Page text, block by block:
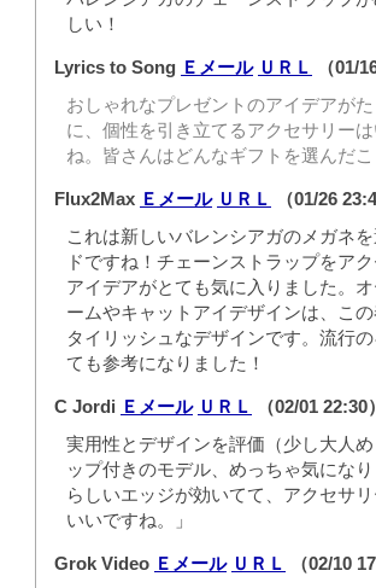
しい！
Lyrics to Song Ｅメール ＵＲＬ
（01/
おしゃれなプレゼントのアイデアが
に、個性を引き立てるアクセサリー
ね。皆さんはどんなギフトを選んだ
Flux2Max Ｅメール ＵＲＬ
（01/26
これは新しいバレンシアガのメガネ
ドですね！チェーンストラップをア
アイデアがとても気に入りました。
ームやキャットアイデザインは、こ
タイリッシュなデザインです。流行
ても参考になりました！
C Jordi Ｅメール ＵＲＬ
（02/01
実用性とデザインを評価（少し大人
ップ付きのモデル、めっちゃ気にな
らしいエッジが効いてて、アクセサ
いいですね。」
Grok Video Ｅメール ＵＲＬ （02/10